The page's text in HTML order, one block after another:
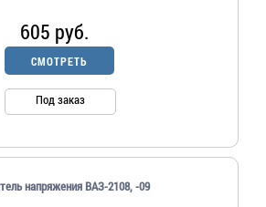
605 руб.
СМОТРЕТЬ
Под заказ
напряжения ВАЗ-2108, -09